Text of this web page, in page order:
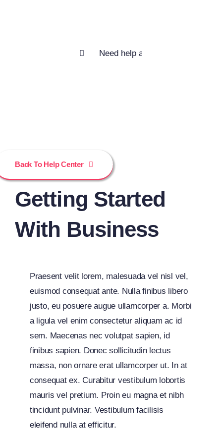
Back To Help Center
Getting Started
With Business
Praesent velit lorem, malesuada vel nisl vel,
euismod consequat ante. Nulla finibus libero
justo, eu posuere augue ullamcorper a. Morbi
a ligula vel enim consectetur aliquam ac id
sem. Maecenas nec volutpat sapien, id
finibus sapien. Donec sollicitudin lectus
massa, non ornare erat ullamcorper ut. In at
consequat ex. Curabitur vestibulum lobortis
mauris vel pretium. Proin eu magna et nibh
tincidunt pulvinar. Vestibulum facilisis
eleifend nulla at efficitur.